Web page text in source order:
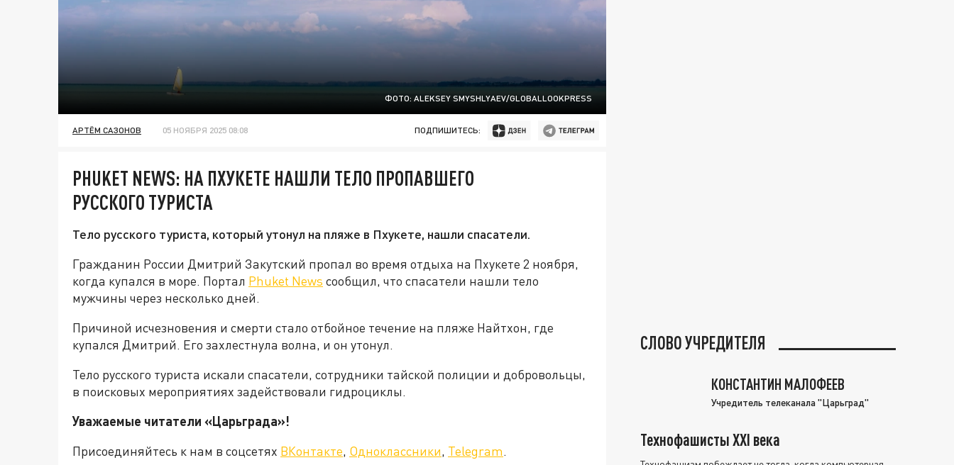
ФОТО: ALEKSEY SMYSHLYAEV/GLOBALLOOKPRESS
АРТЁМ САЗОНОВ 05 НОЯБРЯ 2025 08:08 ПОДПИШИТЕСЬ:
PHUKET NEWS: НА ПХУКЕТЕ НАШЛИ ТЕЛО ПРОПАВШЕГО
РУССКОГО ТУРИСТА
Тело русского туриста, который утонул на пляже в Пхукете, нашли спасатели.
Гражданин России Дмитрий Закутский пропал во время отдыха на Пхукете 2 ноября,
когда купался в море. Портал Phuket News сообщил, что спасатели нашли тело
мужчины через несколько дней.
Причиной исчезновения и смерти стало отбойное течение на пляже Найтхон, где
купался Дмитрий. Его захлестнула волна, и он утонул.
Тело русского туриста искали спасатели, сотрудники тайской полиции и добровольцы,
в поисковых мероприятиях задействовали гидроциклы.
Уважаемые читатели «Царьграда»!
Присоединяйтесь к нам в соцсетях ВКонтакте, Одноклассники, Telegram.
СЛОВО УЧРЕДИТЕЛЯ
КОНСТАНТИН МАЛОФЕЕВ
Учредитель телеканала "Царьград"
Технофашисты XXI века